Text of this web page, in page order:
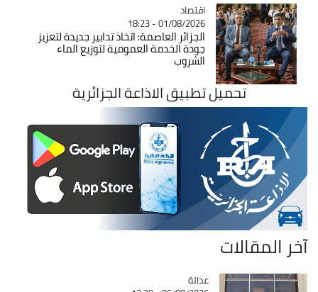
Catégorie
اقتصاد
01/08/2026 - 18:23
الجزائر العاصمة: اتخاذ تدابير جديدة لتعزيز
جودة الخدمة العمومية لتوزيع الماء
الشروب
تحميل تطبيق الاذاعة الجزائرية
آخر المقالات
Catégorie
عدالة